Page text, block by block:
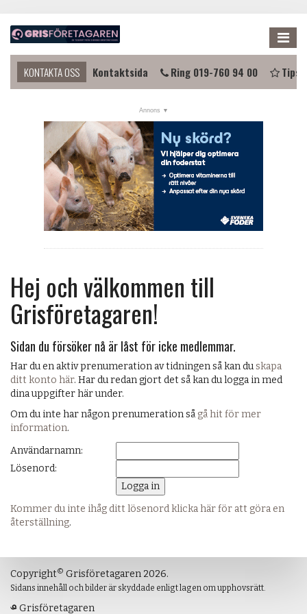
NYHETER
KALENDER
LÄNKAR
ANNONSERA
PRENUMERERA
OM OSS
KONTAKTA OSS
i kontakt? Kontaktsida Ring 019-760 94 00 Tipsa
Hej och välkommen till
Grisföretagaren!
Sidan du försöker nå är låst för icke medlemmar.
Har du en aktiv prenumeration av tidningen så kan duskapa
ditt konto här. Har du redan gjort det så kan du logga in med
dina uppgifter här under.
Om du inte har någon prenumeration så gå hit för mer
information.
Användarnamn:
Lösenord:
Kommer du inte ihåg ditt lösenord klicka här för att göra en
återställning.
Copyright© Grisföretagaren 2026.
Sidans innehåll och bilder är skyddade enligt lagen om upphovsrätt.
Grisföretagaren